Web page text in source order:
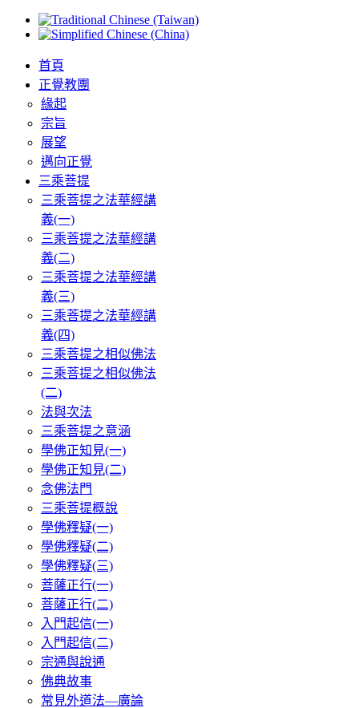
首頁
正覺教團
緣起
宗旨
展望
邁向正覺
三乘菩提
三乘菩提之法華經講
義(一)
三乘菩提之法華經講
義(二)
三乘菩提之法華經講
義(三)
三乘菩提之法華經講
義(四)
三乘菩提之相似佛法
三乘菩提之相似佛法
(二)
法與次法
三乘菩提之意涵
學佛正知見(一)
學佛正知見(二)
念佛法門
三乘菩提概說
學佛釋疑(一)
學佛釋疑(二)
學佛釋疑(三)
菩薩正行(一)
菩薩正行(二)
入門起信(一)
入門起信(二)
宗通與說通
佛典故事
常見外道法—廣論